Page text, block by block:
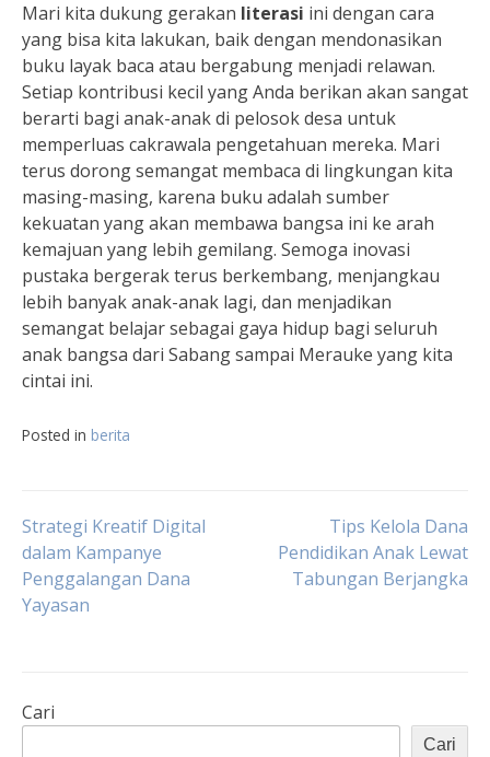
Mari kita dukung gerakan literasi ini dengan cara
yang bisa kita lakukan, baik dengan mendonasikan
buku layak baca atau bergabung menjadi relawan.
Setiap kontribusi kecil yang Anda berikan akan sangat
berarti bagi anak-anak di pelosok desa untuk
memperluas cakrawala pengetahuan mereka. Mari
terus dorong semangat membaca di lingkungan kita
masing-masing, karena buku adalah sumber
kekuatan yang akan membawa bangsa ini ke arah
kemajuan yang lebih gemilang. Semoga inovasi
pustaka bergerak terus berkembang, menjangkau
lebih banyak anak-anak lagi, dan menjadikan
semangat belajar sebagai gaya hidup bagi seluruh
anak bangsa dari Sabang sampai Merauke yang kita
cintai ini.
Posted in berita
Navigasi
pos
Strategi Kreatif Digital
dalam Kampanye
Penggalangan Dana
Yayasan
Tips Kelola Dana
Pendidikan Anak Lewat
Tabungan Berjangka
Cari
Cari